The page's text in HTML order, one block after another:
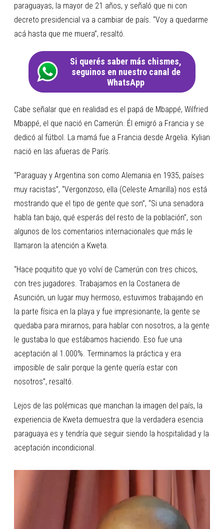
paraguayas, la mayor de 21 años, y señaló que ni con
decreto presidencial va a cambiar de país. “Voy a quedarme
acá hasta que me muera”, resaltó.
Si querés saber más chismes,
seguinos en nuestro canal de
WhatsApp
Cabe señalar que en realidad es el papá de Mbappé, Wilfried
Mbappé, el que nació en Camerún. Él emigró a Francia y se
dedicó al fútbol. La mamá fue a Francia desde Argelia. Kylian
nació en las afueras de París.
“Paraguay y Argentina son como Alemania en 1935, países
muy racistas”, “Vergonzoso, ella (Celeste Amarilla) nos está
mostrando que el tipo de gente que son”, “Si una senadora
habla tan bajo, qué esperás del resto de la población”, son
algunos de los comentarios internacionales que más le
llamaron la atención a Kweta.
“Hace poquitito que yo volví de Camerún con tres chicos,
con tres jugadores. Trabajamos en la Costanera de
Asunción, un lugar muy hermoso, estuvimos trabajando en
la parte física en la playa y fue impresionante, la gente se
quedaba para mirarnos, para hablar con nosotros, a la gente
le gustaba lo que estábamos haciendo. Eso fue una
aceptación al 1.000%. Terminamos la práctica y era
imposible de salir porque la gente quería estar con
nosotros”, resaltó.
Lejos de las polémicas que manchan la imagen del país, la
experiencia de Kweta demuestra que la verdadera esencia
paraguaya es y tendría que seguir siendo la hospitalidad y la
aceptación incondicional.